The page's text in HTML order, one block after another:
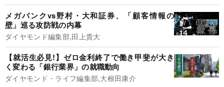
メガバンクvs野村・大和証券、「顧客情報の
壁」巡る攻防戦の内幕
ダイヤモンド編集部,田上貴大
【就活生必見!】ゼロ金利終了で働き甲斐が大き
く変わる「銀行業界」の就職動向
ダイヤモンド・ライフ編集部,大根田康介